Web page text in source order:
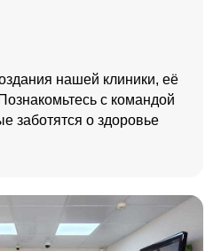
нашей клиники, её
с командой
заботятся о здоровье